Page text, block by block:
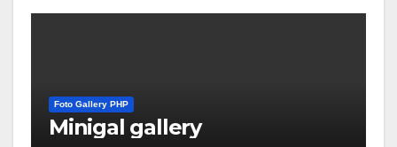
Foto Gallery PHP
Minigal gallery